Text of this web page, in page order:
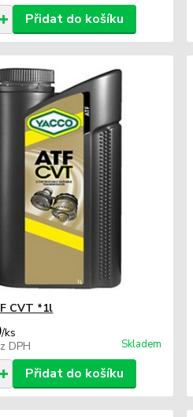
Přidat do košíku
CVT *1l
/ks
DPH Skladem
Přidat do košíku